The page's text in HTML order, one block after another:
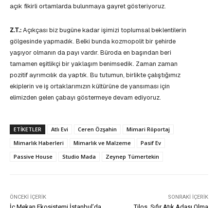
açık fikirli ortamlarda bulunmaya gayret gösteriyoruz.
Z.T.:Açıkçası biz bugüne kadar işimizi toplumsal beklentilerin
gölgesinde yapmadık. Belki bunda kozmopolit bir şehirde
yaşıyor olmanın da payı vardır. Büroda en başından beri
tamamen eşitlikçi bir yaklaşım benimsedik. Zaman zaman
pozitif ayrımcılık da yaptık. Bu tutumun, birlikte çalıştığımız
ekiplerin ve iş ortaklarımızın kültürüne de yansıması için
elimizden gelen çabayı göstermeye devam ediyoruz.
ETIKETLER Atlı Evi Ceren Özşahin
Mimari Röportaj
Mimarlık Haberleri
Mimarlık ve Malzeme
Pasif Ev
Passive House
Studio Mada Zeynep Tümertekin
ÖNCEKI İÇERIK SONRAKI İÇERIK